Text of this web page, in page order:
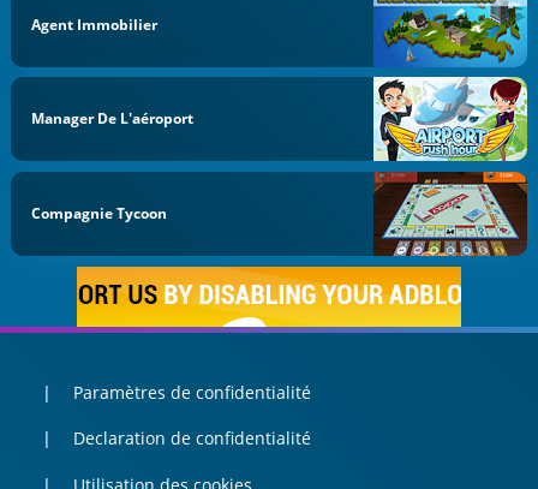
Agent Immobilier
Manager De L'aéroport
Compagnie Tycoon
Paramètres de confidentialité
Declaration de confidentialité
Utilisation des cookies